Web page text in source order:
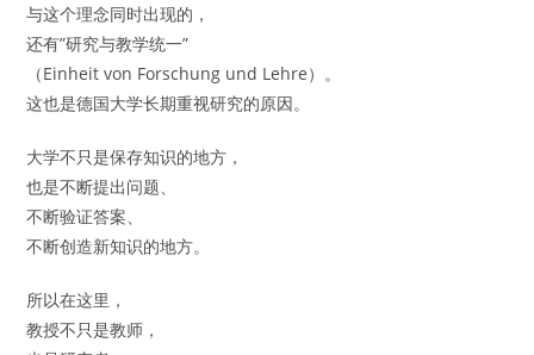
与这个理念同时出现的，
还有”研究与教学统一”
（Einheit von Forschung und Lehre）。
这也是德国大学长期重视研究的原因。
大学不只是保存知识的地方，
也是不断提出问题、
不断验证答案、
不断创造新知识的地方。
所以在这里，
教授不只是教师，